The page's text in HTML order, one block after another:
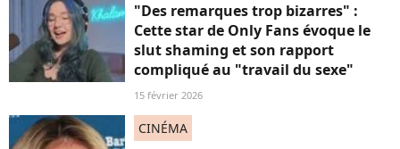
"Des remarques trop bizarres" :
Cette star de Only Fans évoque le
slut shaming et son rapport
compliqué au "travail du sexe"
15 février 2026
CINÉMA